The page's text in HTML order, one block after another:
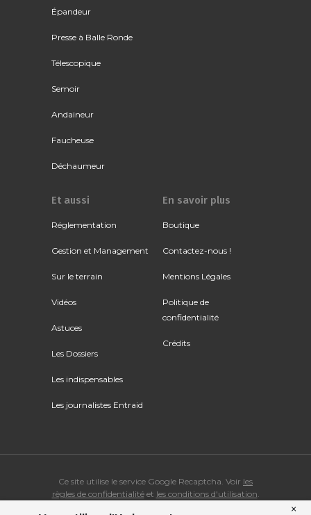
Épandeur
Presse à Balle Ronde
Télescopique
Semoir
Andaineur
Faucheuse
Déchaumeur
Et aussi
Réglementation
Gestion et Management
Sur le terrain
Vidéos
Astuces
Les Dossiers
Les indispensables
Les journalistes Entraid
En savoir plus
Boutique
Contactez-nous !
Mentions Légales
Politique de
confidentialité
Crédits
Ce site utilise le service Google Recaptcha. Voir les
règles de confidentialitéet les conditions d'utilisation
×